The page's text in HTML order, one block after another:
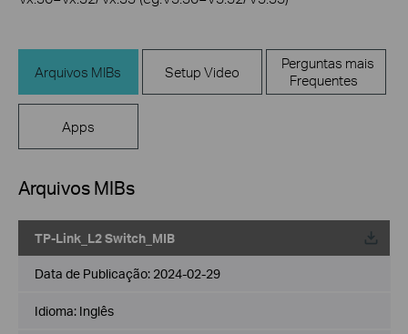
Arquivos MIBs Setup Video
Perguntas mais
Frequentes
Apps
Arquivos MIBs
TP-Link_L2 Switch_MIB
Data de Publicação: 2024-02-29
Idioma: Inglês